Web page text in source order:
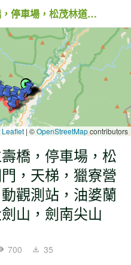
大劍山登山步道，仁壽橋，停車場，松茂林道，流籠，鐵閘門，天梯，獵寮營地，推論山，雨量自動觀測站，油婆蘭山，油婆蘭山屋，大劍山，劍南尖山
Leaflet | ©OpenStreetMapcontributors
橋，停車場，松
，天梯，獵寮營
觀測站，油婆蘭
山，劍南尖山
700 35